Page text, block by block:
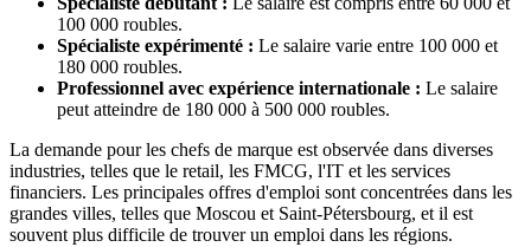
100 000 roubles.
Spécialiste expérimenté : Le salaire varie entre 100 000 et
180 000 roubles.
Professionnel avec expérience internationale : Le salaire
peut atteindre de 180 000 à 500 000 roubles.
La demande pour les chefs de marque est observée dans diverses
industries, telles que le retail, les FMCG, l'IT et les services
financiers. Les principales offres d'emploi sont concentrées dans les
grandes villes, telles que Moscou et Saint-Pétersbourg, et il est
souvent plus difficile de trouver un emploi dans les régions.